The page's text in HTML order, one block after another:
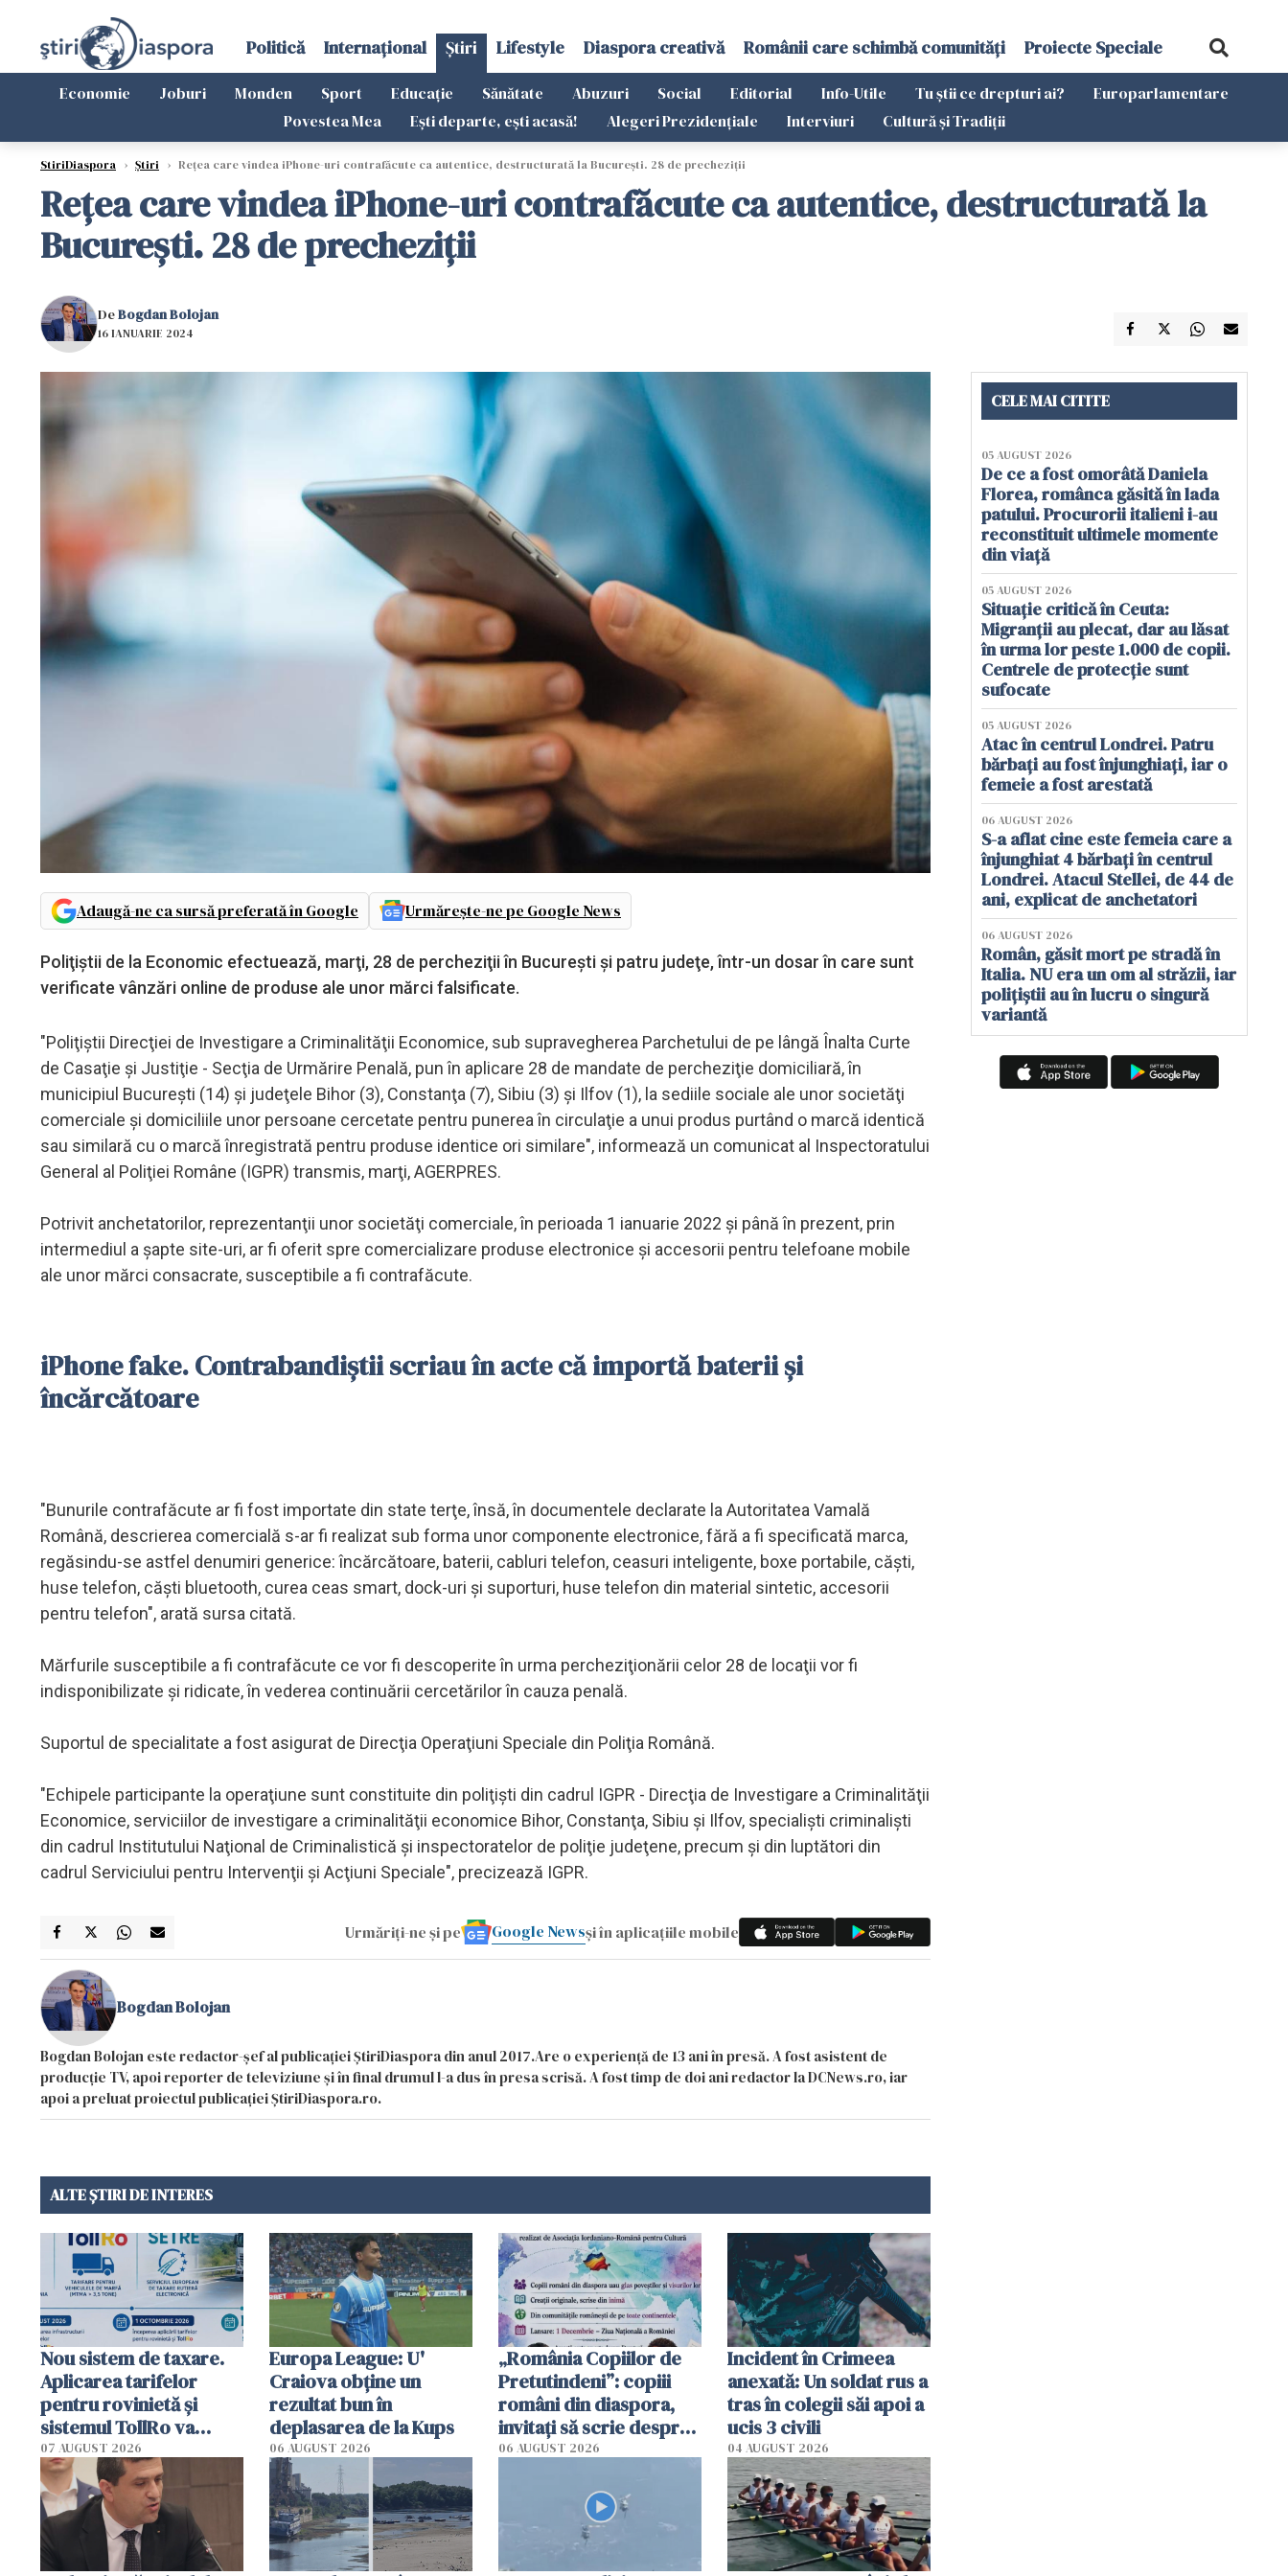
Politică Internațional Știri Lifestyle Diaspora creativă Românii care schimbă comunități Proiecte Speciale
Economie Joburi Monden Sport Educație Sănătate Abuzuri Social Editorial Info-Utile Tu știi ce drepturi ai?
Europarlamentare
Povestea Mea
Ești departe, ești acasă! Alegeri Prezidențiale Interviuri Cultură și Tradiții
StiriDiaspora › Știri › Rețea care vindea iPhone-uri contrafăcute ca autentice, destructurată la București. 28 de precheziții
Rețea care vindea iPhone-uri contrafăcute ca autentice, destructurată la
București. 28 de precheziții
DeBogdan Bolojan
16 IANUARIE 2024
Adaugă-ne ca sursă preferată în Google Urmărește-ne pe Google News
Poliţiştii de la Economic efectuează, marţi, 28 de percheziţii în Bucureşti şi patru judeţe, într-un dosar în care sunt
verificate vânzări online de produse ale unor mărci falsificate.
"Poliţiştii Direcţiei de Investigare a Criminalităţii Economice, sub supravegherea Parchetului de pe lângă Înalta Curte
de Casaţie şi Justiţie - Secţia de Urmărire Penală, pun în aplicare 28 de mandate de percheziţie domiciliară, în
municipiul Bucureşti (14) şi judeţele Bihor (3), Constanţa (7), Sibiu (3) şi Ilfov (1), la sediile sociale ale unor societăţi
comerciale şi domiciliile unor persoane cercetate pentru punerea în circulaţie a unui produs purtând o marcă identică
sau similară cu o marcă înregistrată pentru produse identice ori similare", informează un comunicat al Inspectoratului
General al Poliţiei Române (IGPR) transmis, marţi, AGERPRES.
Potrivit anchetatorilor, reprezentanţii unor societăţi comerciale, în perioada 1 ianuarie 2022 şi până în prezent, prin
intermediul a şapte site-uri, ar fi oferit spre comercializare produse electronice şi accesorii pentru telefoane mobile
ale unor mărci consacrate, susceptibile a fi contrafăcute.
iPhone fake. Contrabandiștii scriau în acte că importă baterii și
încărcătoare
"Bunurile contrafăcute ar fi fost importate din state terţe, însă, în documentele declarate la Autoritatea Vamală
Română, descrierea comercială s-ar fi realizat sub forma unor componente electronice, fără a fi specificată marca,
regăsindu-se astfel denumiri generice: încărcătoare, baterii, cabluri telefon, ceasuri inteligente, boxe portabile, căşti,
huse telefon, căşti bluetooth, curea ceas smart, dock-uri şi suporturi, huse telefon din material sintetic, accesorii
pentru telefon", arată sursa citată.
Mărfurile susceptibile a fi contrafăcute ce vor fi descoperite în urma percheziţionării celor 28 de locaţii vor fi
indisponibilizate şi ridicate, în vederea continuării cercetărilor în cauza penală.
Suportul de specialitate a fost asigurat de Direcţia Operaţiuni Speciale din Poliţia Română.
"Echipele participante la operaţiune sunt constituite din poliţişti din cadrul IGPR - Direcţia de Investigare a Criminalităţii
Economice, serviciilor de investigare a criminalităţii economice Bihor, Constanţa, Sibiu şi Ilfov, specialişti criminalişti
din cadrul Institutului Naţional de Criminalistică şi inspectoratelor de poliţie judeţene, precum şi din luptători din
cadrul Serviciului pentru Intervenţii şi Acţiuni Speciale", precizează IGPR.
Urmăriți-ne și pe Google Newsși în aplicațiile mobile
Bogdan Bolojan
Bogdan Bolojan este redactor-șef al publicației ȘtiriDiaspora din anul 2017.Are o experiență de 13 ani în presă. A fost asistent de
producție TV, apoi reporter de televiziune și în final drumul l-a dus în presa scrisă. A fost timp de doi ani redactor la DCNews.ro, iar
apoi a preluat proiectul publicației ȘtiriDiaspora.ro.
ALTE ȘTIRI DE INTERES
Nou sistem de taxare.
Aplicarea tarifelor
pentru rovinietă şi
sistemul TollRo va
începe la 1 octombrie
07 AUGUST 2026
Europa League: U'
Craiova obține un
rezultat bun în
deplasarea de la Kups
06 AUGUST 2026
„România Copiilor de
Pretutindeni”: copiii
români din diaspora,
invitați să scrie despre
România într-un volum
06 AUGUST 2026
Incident în Crimeea
anexată: Un soldat rus a
tras în colegii săi apoi a
ucis 3 civili
04 AUGUST 2026
CELE MAI CITITE
05 AUGUST 2026
De ce a fost omorâtă Daniela
Florea, românca găsită în lada
patului. Procurorii italieni i-au
reconstituit ultimele momente
din viață
05 AUGUST 2026
Situație critică în Ceuta:
Migranții au plecat, dar au lăsat
în urma lor peste 1.000 de copii.
Centrele de protecție sunt
sufocate
05 AUGUST 2026
Atac în centrul Londrei. Patru
bărbați au fost înjunghiați, iar o
femeie a fost arestată
06 AUGUST 2026
S-a aflat cine este femeia care a
înjunghiat 4 bărbați în centrul
Londrei. Atacul Stellei, de 44 de
ani, explicat de anchetatori
06 AUGUST 2026
Român, găsit mort pe stradă în
Italia. NU era un om al străzii, iar
polițiștii au în lucru o singură
variantă